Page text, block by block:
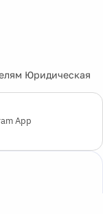
Юридическая
App